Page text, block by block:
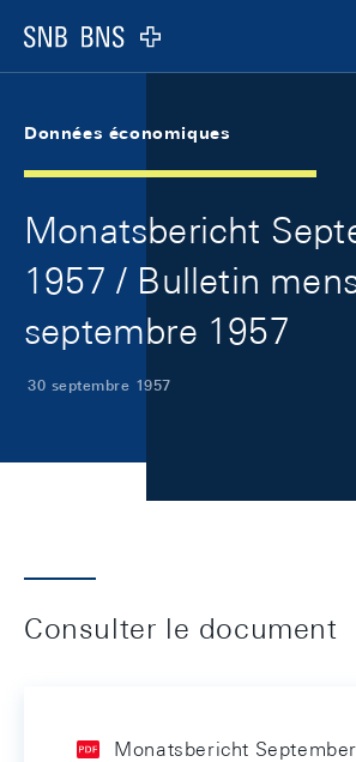
Logo
Données économiques
Monatsbericht
1957 / Bulletin
septembre 1957
30 septembre 1957
Consulter le document
Monatsbericht